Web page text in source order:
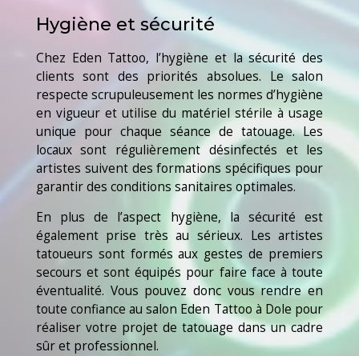
Hygiène et sécurité
Chez Eden Tattoo, l’hygiène et la sécurité des
clients sont des priorités absolues. Le salon
respecte scrupuleusement les normes d’hygiène
en vigueur et utilise du matériel stérile à usage
unique pour chaque séance de tatouage. Les
locaux sont régulièrement désinfectés et les
artistes suivent des formations spécifiques pour
garantir des conditions sanitaires optimales.
En plus de l’aspect hygiène, la sécurité est
également prise très au sérieux. Les artistes
tatoueurs sont formés aux gestes de premiers
secours et sont équipés pour faire face à toute
éventualité. Vous pouvez donc vous rendre en
toute confiance au salon Eden Tattoo à Dole pour
réaliser votre projet de tatouage dans un cadre
sûr et professionnel.